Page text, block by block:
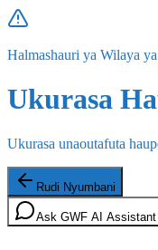
Halmashauri ya Wilaya
Ukurasa
Ukurasa unaoutafuta
Rudi Nyumbani
Ask GWF AI Assistant